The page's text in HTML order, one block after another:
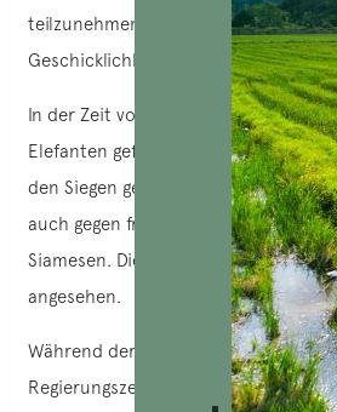
teilzunehmen oder an den
Geschicklichkeitsspiele zu spielen.
In der Zeit von König Quang Trung
Elefanten gefürchtete Kämpfer. Sie
den Siegen gegen die Fürsten Trịnh
auch gegen fremde Armeen wie die
Siamesen. Diese „Kriegsriesen“
angesehen.
Während der Nguyễn-Dynastie,
Regierungszeit von Kaiser Bảo Đại,